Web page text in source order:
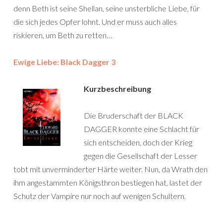
denn Beth ist seine Shellan, seine unsterbliche Liebe, für
die sich jedes Opfer lohnt. Und er muss auch alles
riskieren, um Beth zu retten…
Ewige Liebe: Black Dagger 3
Kurzbeschreibung
Die Bruderschaft der BLACK
DAGGER konnte eine Schlacht für
sich entscheiden, doch der Krieg
gegen die Gesellschaft der Lesser
tobt mit unverminderter Härte weiter. Nun, da Wrath den
ihm angestammten Königsthron bestiegen hat, lastet der
Schutz der Vampire nur noch auf wenigen Schultern.